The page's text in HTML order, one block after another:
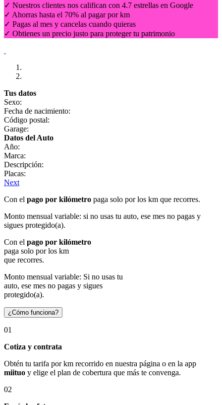
✓ Nuestros clientes nos califican con 4.7 estrellas en Google
✓ Ahorras hasta el 70% al pagar por km
✓ Pagas al mes y cancelas cuando quieras
✓ Obtienes un precio justo para proteger tu patrimonio
Tus datos
Sexo:
Fecha de nacimiento:
Código postal:
Garage:
Datos del Auto
Año:
Marca:
Descripción:
Placas:
Next
Con el pago por kilómetro paga solo por los km que recorres.
Monto mensual variable: si no usas tu auto, ese mes no pagas y
sigues protegido(a).
Con el pago por kilómetro
paga solo por los km
que recorres.
Monto mensual variable: Si no usas tu
auto, ese mes no pagas y sigues
protegido(a).
¿Cómo funciona?
01
Cotiza y contrata
Obtén tu tarifa por km recorrido en nuestra página o en la app
miituo y elige el plan de cobertura que más te convenga.
02